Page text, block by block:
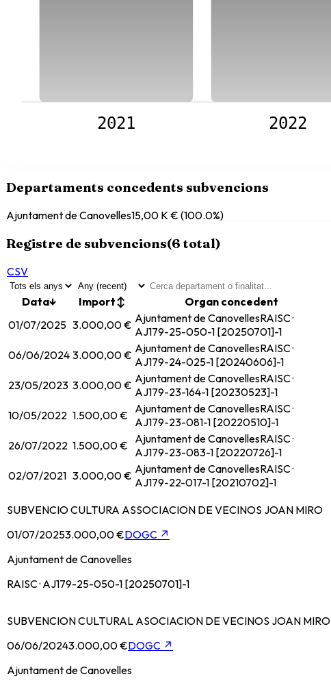
2021 2022
Departaments concedents subvencions
Ajuntament de Canovelles15,00 K € (100.0%)
Registre de subvencions(6 total)
CSV
Data↓ Import↕ Organ concedent
01/07/2025 3.000,00 € Ajuntament de CanovellesRAISC ·
AJ179-25-050-1 [20250701]-1
06/06/2024 3.000,00 € Ajuntament de CanovellesRAISC ·
AJ179-24-025-1 [20240606]-1
23/05/2023 3.000,00 € Ajuntament de CanovellesRAISC ·
AJ179-23-164-1 [20230523]-1
10/05/2022 1.500,00 € Ajuntament de CanovellesRAISC ·
AJ179-23-081-1 [20220510]-1
26/07/2022 1.500,00 € Ajuntament de CanovellesRAISC ·
AJ179-23-083-1 [20220726]-1
02/07/2021 3.000,00 € Ajuntament de CanovellesRAISC ·
AJ179-22-017-1 [20210702]-1
SUBVENCIO CULTURA ASSOCIACION DE VECINOS JOAN MIRO
01/07/20253.000,00 €DOGC ↗
Ajuntament de Canovelles
RAISC · AJ179-25-050-1 [20250701]-1
SUBVENCION CULTURAL ASOCIACION DE VECINOS JOAN MIRO
06/06/20243.000,00 €DOGC ↗
Ajuntament de Canovelles